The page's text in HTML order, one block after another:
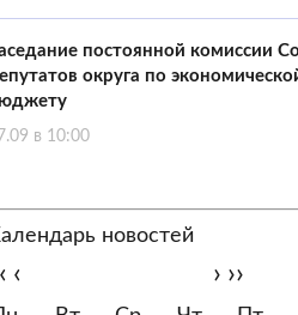
постоянной комиссии
округа по
в 10:00
новостей
‹ › ››